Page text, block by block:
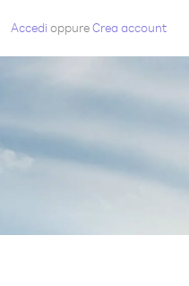
Accedi oppureCrea account